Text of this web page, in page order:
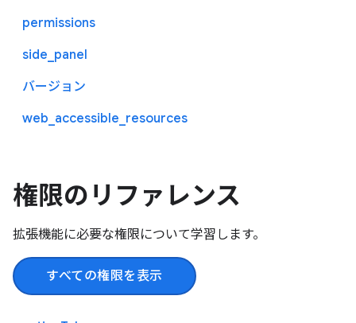
permissions
side_panel
バージョン
web_accessible_resources
権限のリファレンス
拡張機能に必要な権限について学習します。
すべての権限を表示